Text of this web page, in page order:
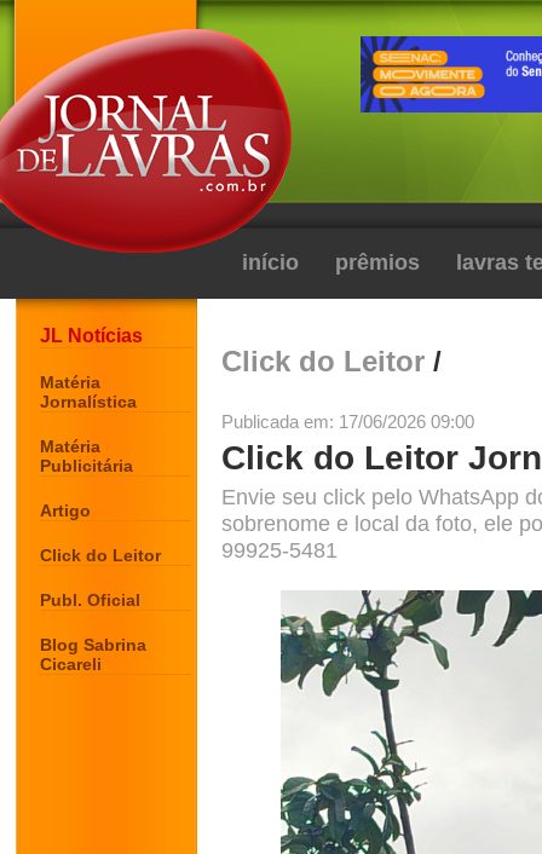
início prêmios lavras
JL Notícias
Matéria
Jornalística
Matéria
Publicitária
Artigo
Click do Leitor
Publ. Oficial
Blog Sabrina
Cicareli
Click do Leitor /
Publicada em: 17/06/2026 09:00
Click do Leitor
Envie seu click pelo WhatsApp
sobrenome e local da foto, ele
99925-5481